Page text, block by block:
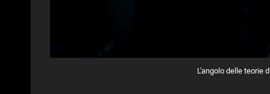
L'angolo delle teorie